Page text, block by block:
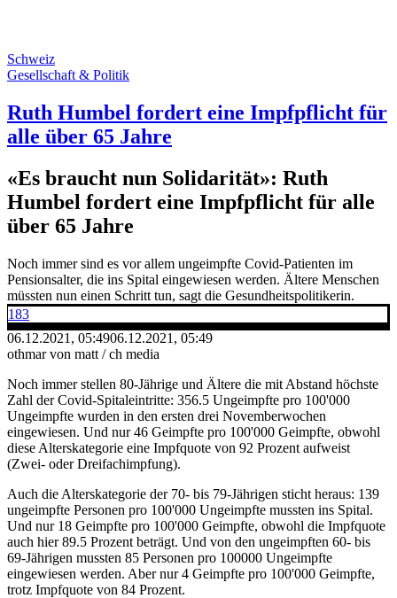
Schweiz
Gesellschaft & Politik
Ruth Humbel fordert eine Impfpflicht für
alle über 65 Jahre
«Es braucht nun Solidarität»: Ruth
Humbel fordert eine Impfpflicht für alle
über 65 Jahre
Noch immer sind es vor allem ungeimpfte Covid-Patienten im
Pensionsalter, die ins Spital eingewiesen werden. Ältere Menschen
müssten nun einen Schritt tun, sagt die Gesundheitspolitikerin.
183
06.12.2021, 05:4906.12.2021, 05:49
othmar von matt / ch media
Noch immer stellen 80-Jährige und Ältere die mit Abstand höchste
Zahl der Covid-Spitaleintritte: 356.5 Ungeimpfte pro 100'000
Ungeimpfte wurden in den ersten drei Novemberwochen
eingewiesen. Und nur 46 Geimpfte pro 100'000 Geimpfte, obwohl
diese Alterskategorie eine Impfquote von 92 Prozent aufweist
(Zwei- oder Dreifachimpfung).
Auch die Alterskategorie der 70- bis 79-Jährigen sticht heraus: 139
ungeimpfte Personen pro 100'000 Ungeimpfte mussten ins Spital.
Und nur 18 Geimpfte pro 100'000 Geimpfte, obwohl die Impfquote
auch hier 89.5 Prozent beträgt. Und von den ungeimpften 60- bis
69-Jährigen mussten 85 Personen pro 100000 Ungeimpfte
eingewiesen werden. Aber nur 4 Geimpfte pro 100'000 Geimpfte,
trotz Impfquote von 84 Prozent.